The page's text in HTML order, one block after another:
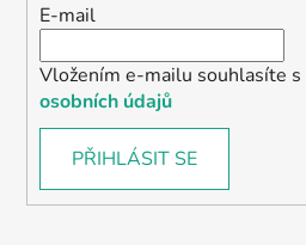
E-mail
Vložením e-mailu souhlasíte s
osobních údajů
PŘIHLÁSIT SE